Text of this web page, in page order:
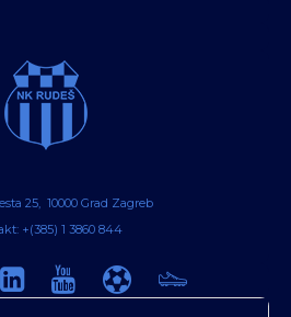
25, 10000 Grad Zagreb
+(385) 1 3860 844